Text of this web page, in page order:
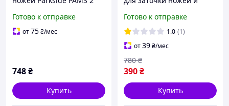
набор для заточки ножей
CO-44
Готово к отправке
от75₴/мес
748₴
Купить
Черный
Готово к отправке
1.0 (1)
от39₴/мес
390₴
780 ₴
Купить